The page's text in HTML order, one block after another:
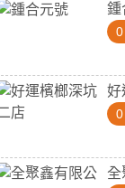
鍾
0
好
0
全